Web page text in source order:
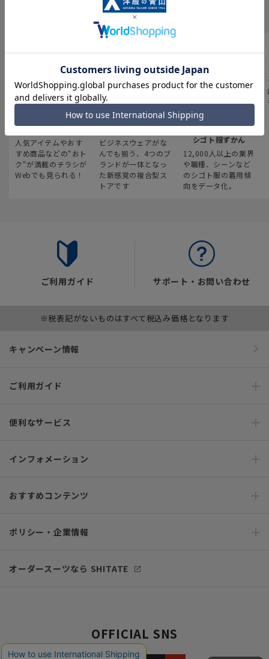
INFORMATION
最新のお買い得情報
人気アイテムやおす
すめ商品などの“おト
ク“が満載のチラシが
Webでも見られる！
スーツスクエア
ビジネスウェアがな
んでも揃う、4つのブ
ランドが一体となっ
た新感覚の複合型ス
トアです
みんなの
シゴト服ずかん
12,000人以上の業界
や職種、シーンなど
のシゴト服の着用傾
向をデータ化。
ご利用ガイド サポート・お問い合わせ
※税表記がないものはすべて税込み価格となります
キャンペーン情報
ご利用ガイド
便利なサービス
インフォメーション
おすすめコンテンツ
ポリシー・企業情報
オーダースーツなら SHITATE
OFFICIAL SNS